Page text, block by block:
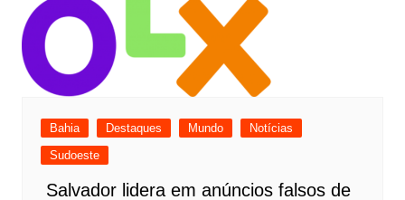
Bahia Destaques Mundo
Notícias
Sudoeste
Salvador lidera em anúncios falsos de